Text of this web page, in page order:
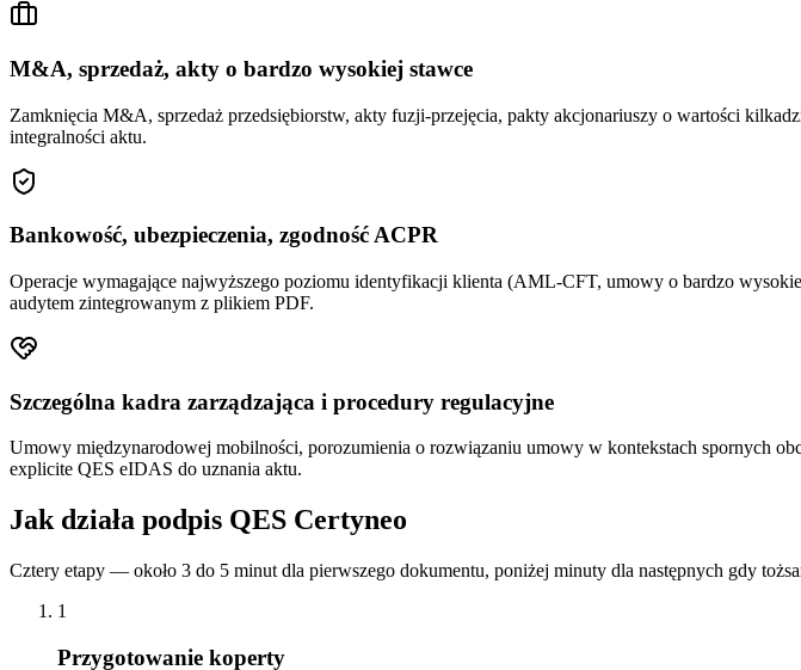
M&A, sprzedaż, akty o bardzo wysokiej stawce
Zamknięcia M&A, sprzedaż przedsiębiorstw, akty fuzji-przejęcia, pakty akcjonariuszy o wartości
integralności aktu.
Bankowość, ubezpieczenia, zgodność ACPR
Operacje wymagające najwyższego poziomu identyfikacji klienta (AML-CFT, umowy o bardzo
audytem zintegrowanym z plikiem PDF.
Szczególna kadra zarządzająca i procedury regulacyjne
Umowy międzynarodowej mobilności, porozumienia o rozwiązaniu umowy w kontekstach spornych
explicite QES eIDAS do uznania aktu.
Jak działa podpis QES Certyneo
Cztery etapy — około 3 do 5 minut dla pierwszego dokumentu, poniżej minuty dla następnych gdy
1
Przygotowanie koperty